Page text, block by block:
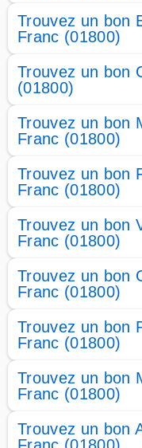
Trouvez un bon
Franc (01800)
Trouvez un bon
(01800)
Trouvez un bon
Franc (01800)
Trouvez un bon
Franc (01800)
Trouvez un bon
Franc (01800)
Trouvez un bon
Franc (01800)
Trouvez un bon
Franc (01800)
Trouvez un bon
Franc (01800)
Trouvez un bon